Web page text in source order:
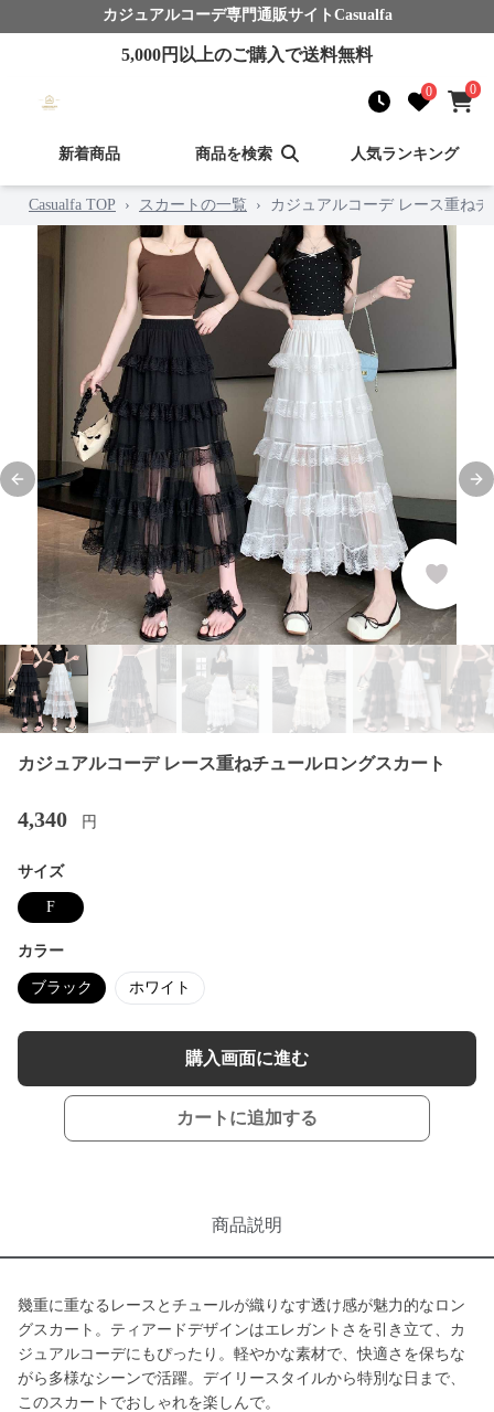
カジュアルコーデ専門通販サイト Casualfa
5,000円以上のご購入で送料無料
0 0
新着商品 商品を検索 人気ランキング
Casualfa TOP › スカートの一覧 › カジュアルコーデ レース重ね
Previous slide
カジュアルコーデ レース重ねチュールロングスカート
4,340 円
サイズ
F
カラー
ブラック ホワイト
購入画面に進む
カートに追加する
商品説明
幾重に重なるレースとチュールが織りなす透け感が魅力的なロン
グスカート。ティアードデザインはエレガントさを引き立て、カ
ジュアルコーデにもぴったり。軽やかな素材で、快適さを保ちな
がら多様なシーンで活躍。デイリースタイルから特別な日まで、
このスカートでおしゃれを楽しんで。